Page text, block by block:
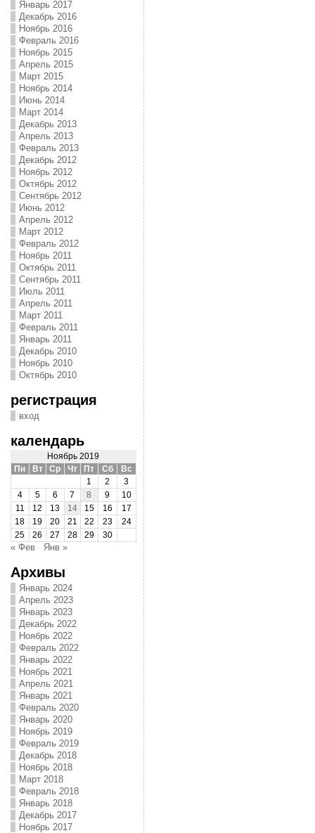
Январь 2017
Декабрь 2016
Ноябрь 2016
Февраль 2016
Ноябрь 2015
Апрель 2015
Март 2015
Ноябрь 2014
Июнь 2014
Март 2014
Декабрь 2013
Апрель 2013
Февраль 2013
Декабрь 2012
Ноябрь 2012
Октябрь 2012
Сентябрь 2012
Июнь 2012
Апрель 2012
Март 2012
Февраль 2012
Ноябрь 2011
Октябрь 2011
Сентябрь 2011
Июль 2011
Апрель 2011
Март 2011
Февраль 2011
Январь 2011
Декабрь 2010
Ноябрь 2010
Октябрь 2010
регистрация
вход
календарь
Ноябрь 2019
Пн
Вт Ср Чт Пт Сб
Вс
1
2
3
4
5 6 7 8 9
10
11
12 13 14 15 16
17
18
19 20 21 22 23
24
25
26 27 28 29 30
« Фев Янв »
Архивы
Январь 2024
Апрель 2023
Январь 2023
Декабрь 2022
Ноябрь 2022
Февраль 2022
Январь 2022
Ноябрь 2021
Апрель 2021
Январь 2021
Февраль 2020
Январь 2020
Ноябрь 2019
Февраль 2019
Декабрь 2018
Ноябрь 2018
Март 2018
Февраль 2018
Январь 2018
Декабрь 2017
Ноябрь 2017